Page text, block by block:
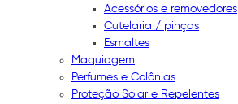
Acessórios e removedores
Cutelaria / pinças
Esmaltes
Maquiagem
Perfumes e Colônias
Proteção Solar e Repelentes